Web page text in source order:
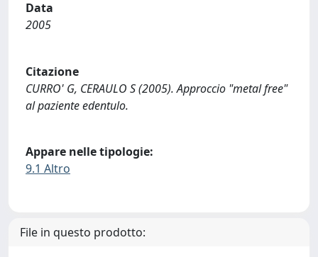
Data
2005
Citazione
CURRO' G, CERAULO S (2005). Approccio "metal free"
al paziente edentulo.
Appare nelle tipologie:
9.1 Altro
File in questo prodotto: